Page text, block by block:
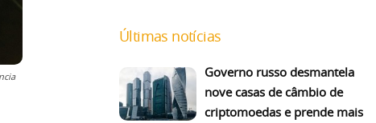
Últimas notícias
Governo russo desmantela
nove casas de câmbio de
criptomoedas e prende mais